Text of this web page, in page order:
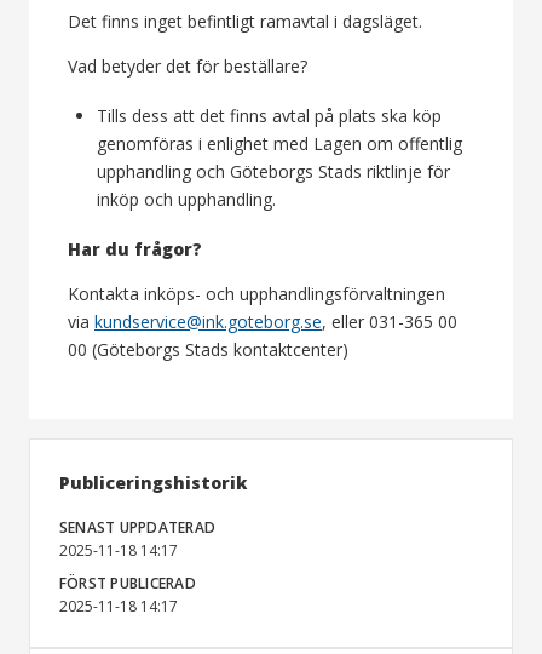
Det finns inget befintligt ramavtal i dagsläget.
Vad betyder det för beställare?
Tills dess att det finns avtal på plats ska köp
genomföras i enlighet med Lagen om offentlig
upphandling och Göteborgs Stads riktlinje för
inköp och upphandling.
Har du frågor?
Kontakta inköps- och upphandlingsförvaltningen
via kundservice@ink.goteborg.se, eller 031-365 00
00 (Göteborgs Stads kontaktcenter)
Publiceringshistorik
SENAST UPPDATERAD
2025-11-18 14:17
FÖRST PUBLICERAD
2025-11-18 14:17